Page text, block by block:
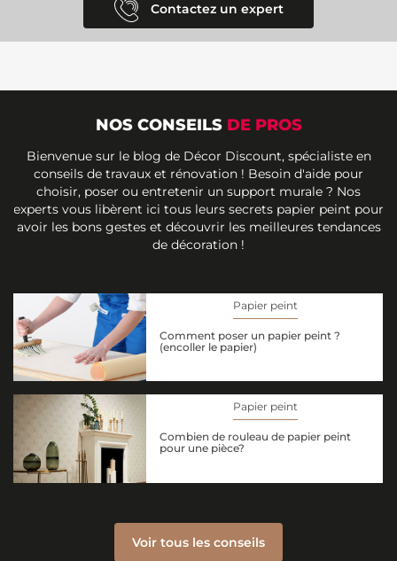
Contactez un expert
NOS CONSEILS DE PROS
Bienvenue sur le blog de Décor Discount, spécialiste en
conseils de travaux et rénovation ! Besoin d'aide pour
choisir, poser ou entretenir un support murale ? Nos
experts vous libèrent ici tous leurs secrets papier peint pour
avoir les bons gestes et découvrir les meilleures tendances
de décoration !
Papier peint
Comment poser un papier peint ?
(encoller le papier)
Papier peint
Combien de rouleau de papier peint
pour une pièce?
Voir tous les conseils